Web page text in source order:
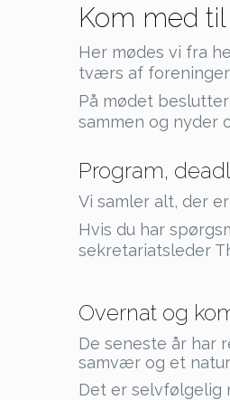
Kom med
Her mødes vi fra
tværs af foreninger
På mødet
sammen og nyder
Program,
Vi samler alt, der
Hvis du har
sekretariatsleder
Overnat og
De seneste år har
samvær og et
Det er selvfølgelig